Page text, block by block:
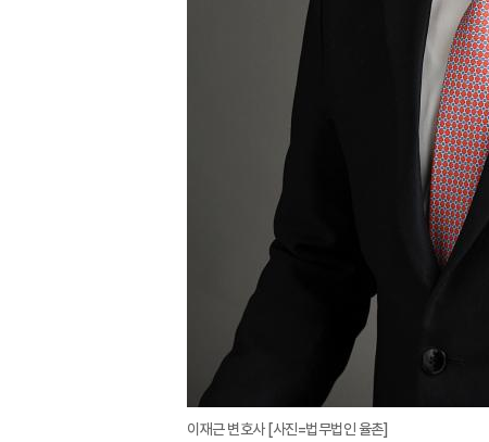
이재근 변호사 [사진=법무법인 율촌]